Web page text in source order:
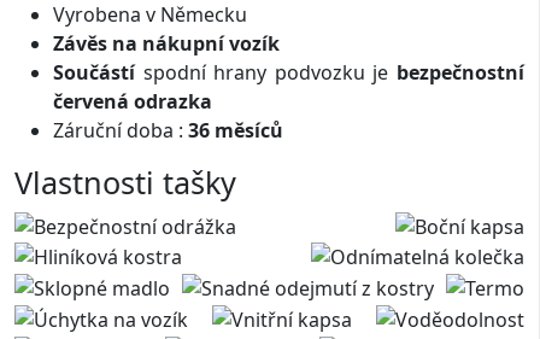
Vyrobena v Německu
Závěs na nákupní vozík
Součástí spodní hrany podvozku je bezpečnostní
červená odrazka
Záruční doba : 36 měsíců
Vlastnosti tašky